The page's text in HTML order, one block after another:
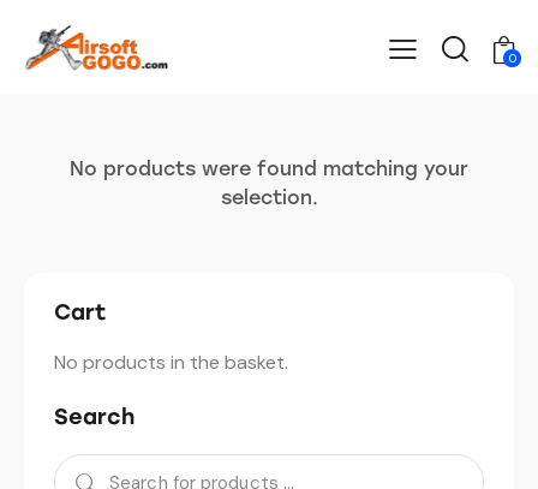
0
No products were found matching your
selection.
Cart
No products in the basket.
Search